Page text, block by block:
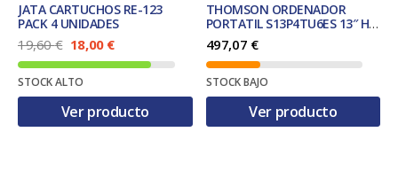
JATA CARTUCHOS RE-123
PACK 4 UNIDADES
19,60€ E
l
p
r
e
c
18,00 €E
l
p
e
c
STOCK ALTO
Ver producto
THOMSON ORDENADOR
PORTATIL S13P4TU6ES 13″ HD
INTEL PENTIUM 4Gb 64gb
W10H
497,07 €
STOCK BAJO
Ver producto